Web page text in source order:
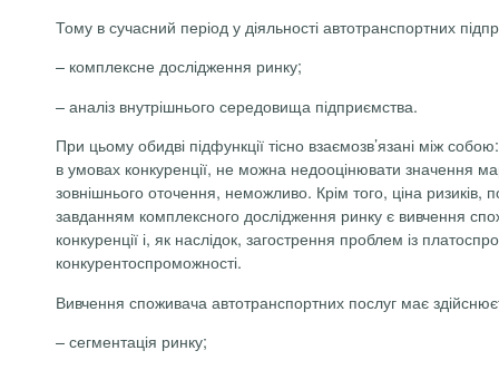
Тому в сучасний період у діяльності автотранспортних
– комплексне дослідження ринку;
– аналіз внутрішнього середовища підприємства.
При цьому обидві підфункціїтісно взаємозв’язані між
в умовах конкуренції, не можна недооцінювати значення
зовнішнього оточення, неможливо. Крім того, ціна
завданням комплексного дослідження ринку є вивчення
конкуренції і, як наслідок, загострення проблем із
конкурентоспроможності.
Вивчення споживача автотранспортних послуг має
– сегментація ринку;